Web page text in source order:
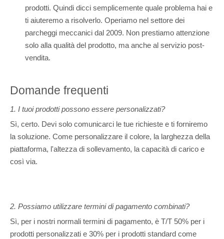
prodotti. Quindi dicci semplicemente quale problema hai e
ti aiuteremo a risolverlo. Operiamo nel settore dei
parcheggi meccanici dal 2009. Non prestiamo attenzione
solo alla qualità del prodotto, ma anche al servizio post-
vendita.
Domande frequenti
1. I tuoi prodotti possono essere personalizzati?
Sì, certo. Devi solo comunicarci le tue richieste e ti forniremo
la soluzione. Come personalizzare il colore, la larghezza della
piattaforma, l'altezza di sollevamento, la capacità di carico e
così via.
2. Possiamo utilizzare termini di pagamento combinati?
Sì, per i nostri normali termini di pagamento, è T/T 50% per i
prodotti personalizzati e 30% per i prodotti standard come